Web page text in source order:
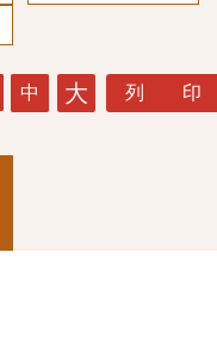
中 大 列 印